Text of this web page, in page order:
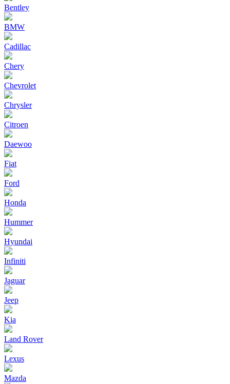
Bentley
BMW
Cadillac
Chery
Chevrolet
Chrysler
Citroen
Daewoo
Fiat
Ford
Honda
Hummer
Hyundai
Infiniti
Jaguar
Jeep
Kia
Land Rover
Lexus
Mazda